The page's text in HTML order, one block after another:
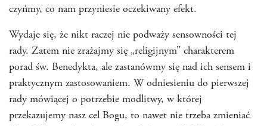
czyńmy, co nam przyniesie oczekiwany efekt.
Wydaje się, że nikt raczej nie podważy sensowności tej
rady. Zatem nie zrażajmy się „religijnym” charakterem
porad św. Benedykta, ale zastanówmy się nad ich sensem i
praktycznym zastosowaniem. W odniesieniu do pierwszej
rady mówiącej o potrzebie modlitwy, w której
przekazujemy nasz cel Bogu, to nawet nie trzeba zmieniać